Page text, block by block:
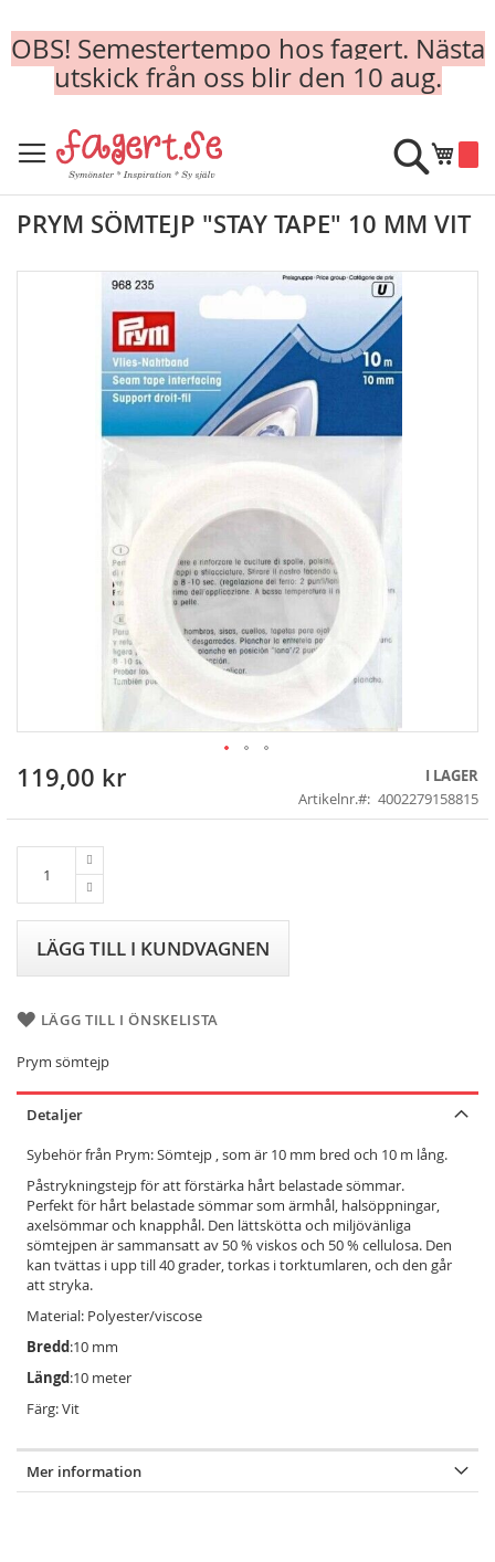
OBS! Semestertempo hos fagert. Nästa
utskick från oss blir den 10 aug.
to
Content
Min
Sök
PRYM SÖMTEJP "STAY TAPE" 10 MM VIT
Skip
the
119,00 kr
I LAGER
Artikelnr.
4002279158815
LÄGG TILL I KUNDVAGNEN
LÄGG TILL I ÖNSKELISTA
Prym sömtejp
Detaljer
Sybehör från Prym: Sömtejp , som är 10 mm bred och 10 m lång.
Påstrykningstejp för att förstärka hårt belastade sömmar.
Perfekt för hårt belastade sömmar som ärmhål, halsöppningar,
axelsömmar och knapphål. Den lättskötta och miljövänliga
sömtejpen är sammansatt av 50 % viskos och 50 % cellulosa. Den
kan tvättas i upp till 40 grader, torkas i torktumlaren, och den går
att stryka.
Material: Polyester/viscose
Bredd:10 mm
Längd:10 meter
Färg: Vit
Mer information